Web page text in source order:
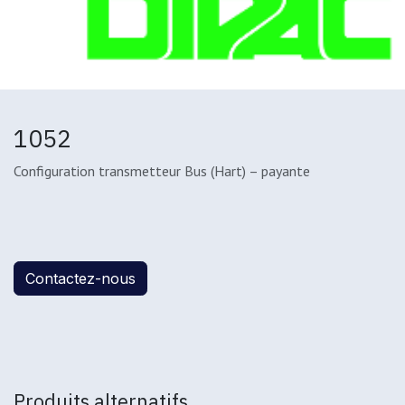
1052
Configuration transmetteur Bus (Hart) – payante
Contactez-nous